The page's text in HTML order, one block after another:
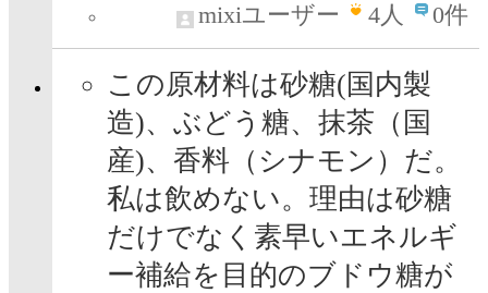
mixiユーザー
4人 0件
この原材料は砂糖(国内製
造)、ぶどう糖、抹茶（国
産)、香料（シナモン）だ。
私は飲めない。理由は砂糖
だけでなく素早いエネルギ
ー補給を目的のブドウ糖が